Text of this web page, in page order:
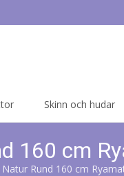
Skinn och hudar
160 cm
Natur Rund 160 cm